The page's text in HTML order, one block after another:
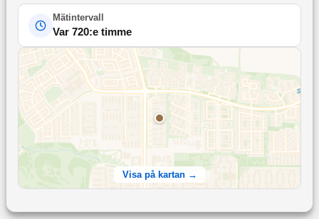
Mätintervall
Var 720:e timme
Visa på kartan →